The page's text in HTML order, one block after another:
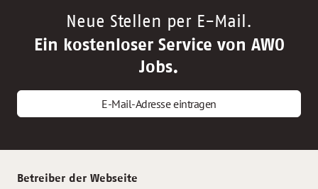
Neue Stellen per E-Mail.
Ein kostenloser Service von AWO
Jobs.
E-Mail-Adresse eintragen
Betreiber der Webseite